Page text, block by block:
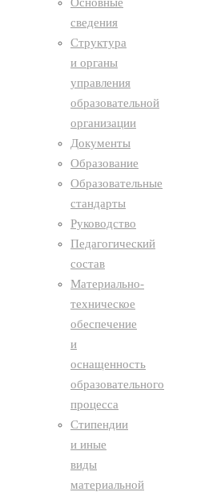
сведения
Структура
и органы
управления
образовательной
организации
Документы
Образование
Образовательные
стандарты
Руководство
Педагогический
состав
Материально-
техническое
обеспечение
и
оснащенность
образовательного
процесса
Стипендии
и иные
виды
материальной